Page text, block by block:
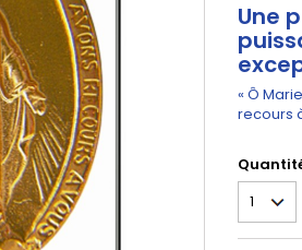
Une
« Ô
recours